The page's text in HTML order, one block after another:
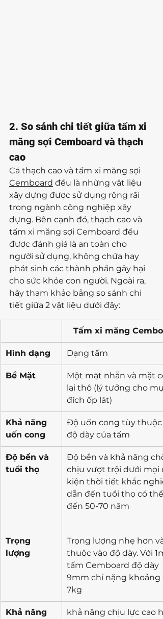
2. So sánh chi tiết giữa tấm xi
măng sợi Cemboard và thạch
cao
Cả thạch cao và tấm xi măng sợi
Cemboard đều là những vật liệu
xây dựng được sử dụng rộng rãi
trong ngành công nghiệp xây
dựng. Bên cạnh đó, thạch cao và
tấm xi măng sợi Cemboard đều
được đánh giá là an toàn cho
người sử dụng, không chứa hay
phát sinh các thành phần gây hại
cho sức khỏe con người. Ngoài ra,
hãy tham khảo bảng so sánh chi
tiết giữa 2 vật liệu dưới đây:
Tấm xi măng
Hình dạng Dạng tấm
Bề Mặt
Một mặt nhẵn và mặt
lại thô (lý tưởng cho
đích ốp lát)
Khả năng
uốn cong
Độ uốn cong tùy thuộc
độ dày của tấm
Độ bền và
tuổi thọ
Độ bền và khả năng
chịu vượt trội dưới mọi
kiện thời tiết khắc
dẫn đến tuổi thọ có thể
đến 50-70 năm
Trọng
lượng
Trọng lượng nhẹ hơn
thuộc vào độ dày. Với
tấm Cemboard độ dày
9mm chỉ nặng khoảng
7kg
Khả năng
khả năng chịu lực cao